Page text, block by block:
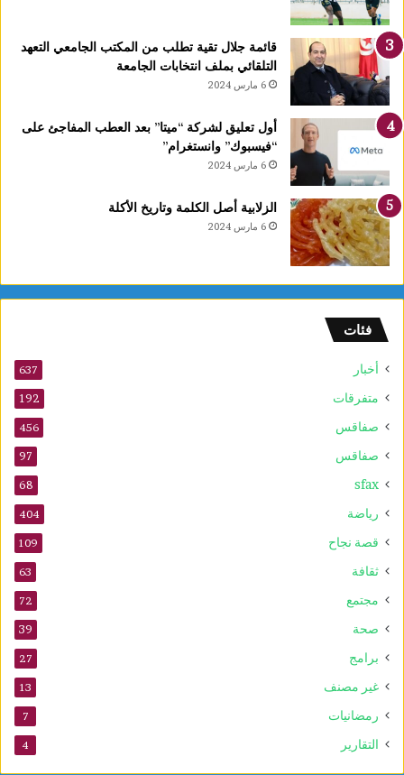
قائمة جلال تقية تطلب من المكتب الجامعي التعهد
التلقائي بملف انتخابات الجامعة
6 مارس 2024
أول تعليق لشركة “ميتا” بعد العطب المفاجئ على
“فيسبوك” وانستغرام”
6 مارس 2024
الزلابية أصل الكلمة وتاريخ الأكلة
6 مارس 2024
فئات
أخبار 637
متفرقات 192
صفاقس 456
صفاقس 97
sfax
68
رياضة 404
قصة نجاح 109
ثقافة 63
مجتمع 72
صحة 39
برامج 27
غير مصنف 13
رمضانيات 7
التقارير 4